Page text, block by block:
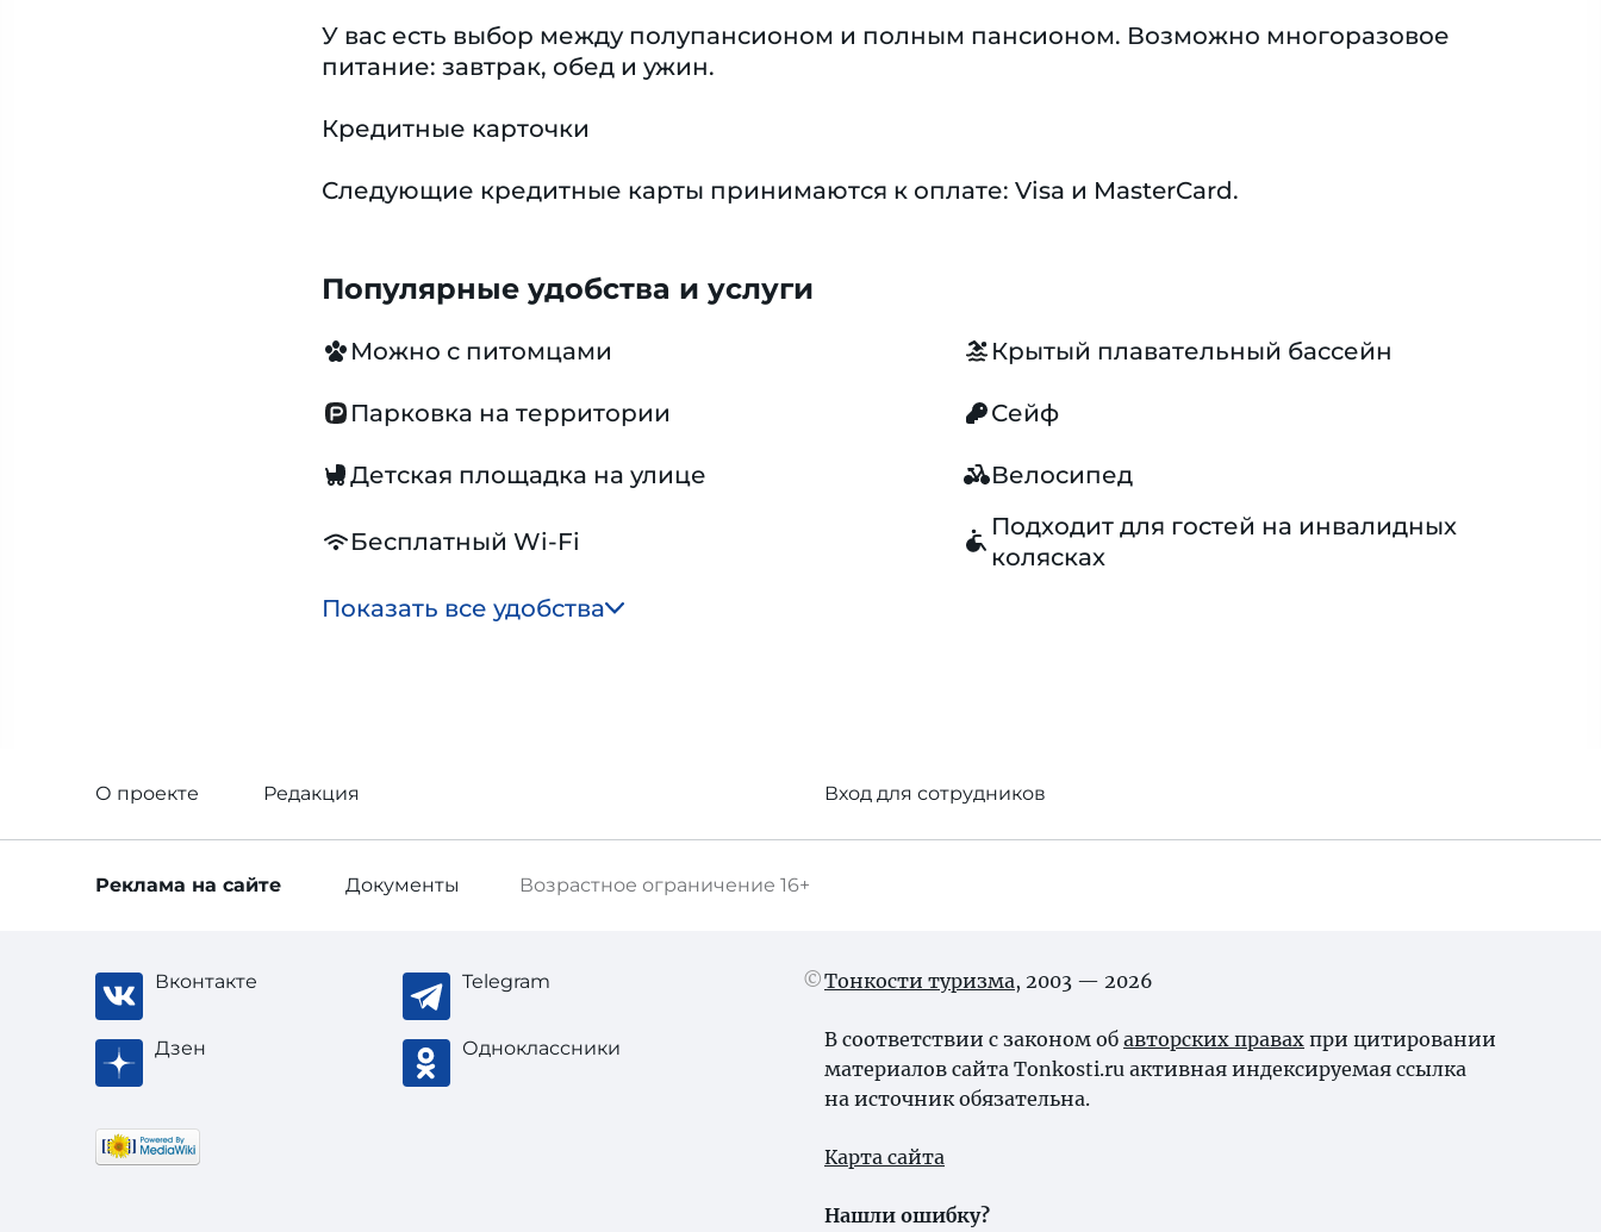
У вас есть выбор между полупансионом и полным пансионом. Возможно многоразовое
питание: завтрак, обед и ужин.
Кредитные карточки
Следующие кредитные карты принимаются к оплате: Visa и MasterCard.
Популярные удобства и услуги
Можно с питомцами Крытый плавательный бассейн
Парковка на территории Сейф
Детская площадка на улице Велосипед
Бесплатный Wi-Fi
Подходит для гостей на инвалидных
колясках
Показать все удобства
О проекте Редакция Вход для сотрудников
Возрастное ограничение 16+
Реклама на сайте Документы
Вконтакте Telegram
Дзен Одноклассники
Тонкости туризма, 2003 — 2026
В соответствии с законом об авторских правах при цитировании
материалов сайта Tonkosti.ru активная индексируемая ссылка
на источник обязательна.
Карта сайта
Нашли ошибку?